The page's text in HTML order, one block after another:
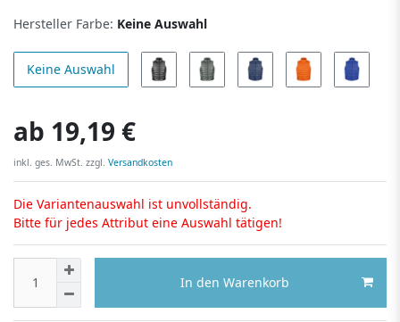
Hersteller Farbe: Keine Auswahl
Keine Auswahl
ab 19,19 €
inkl. ges. MwSt. zzgl. Versandkosten
Die Variantenauswahl ist unvollständig.
Bitte für jedes Attribut eine Auswahl tätigen!
In den Warenkorb